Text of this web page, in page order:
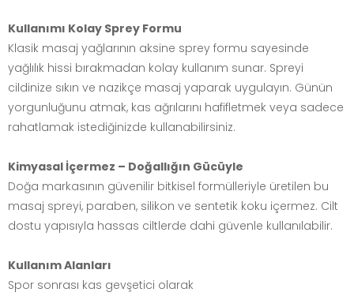
Kullanımı Kolay Sprey Formu
Klasik masaj yağlarının aksine sprey formu sayesinde
yağlılık hissi bırakmadan kolay kullanım sunar. Spreyi
cildinize sıkın ve nazikçe masaj yaparak uygulayın. Günün
yorgunluğunu atmak, kas ağrılarını hafifletmek veya sadece
rahatlamak istediğinizde kullanabilirsiniz.
Kimyasal İçermez – Doğallığın Gücüyle
Doğa markasının güvenilir bitkisel formülleriyle üretilen bu
masaj spreyi, paraben, silikon ve sentetik koku içermez. Cilt
dostu yapısıyla hassas ciltlerde dahi güvenle kullanılabilir.
Kullanım Alanları
Spor sonrası kas gevşetici olarak